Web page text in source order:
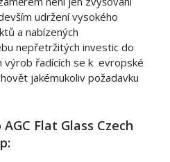
udržení vysokého
a nabízených
nepřetržitých investic do
výrob řadících se k evropské
jakémukoliv požadavku
Flat Glass Czech